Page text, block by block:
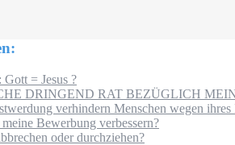
= Jesus ?
DRINGEND RAT BEZÜGLICH
verhindern Menschen wegen
Bewerbung verbessern?
oder durchziehen?